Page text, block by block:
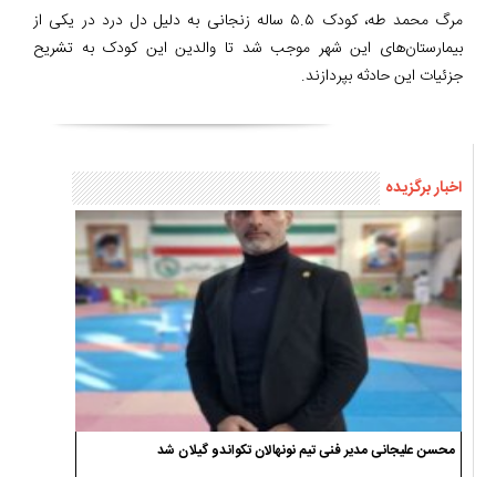
مرگ محمد طه، کودک ۵.۵ ساله زنجانی به دلیل دل درد در یکی از
بیمارستان‌های این شهر موجب شد تا والدین این کودک به تشریح
جزئیات این حادثه بپردازند.
اخبار برگزیده
محسن علیجانی مدیر فنی تیم نونهالان تکواندو گیلان شد